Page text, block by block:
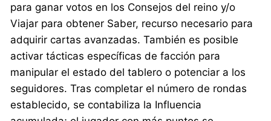
para ganar votos en los Consejos del reino y/o
Viajar para obtener Saber, recurso necesario para
adquirir cartas avanzadas. También es posible
activar tácticas específicas de facción para
manipular el estado del tablero o potenciar a los
seguidores. Tras completar el número de rondas
establecido, se contabiliza la Influencia